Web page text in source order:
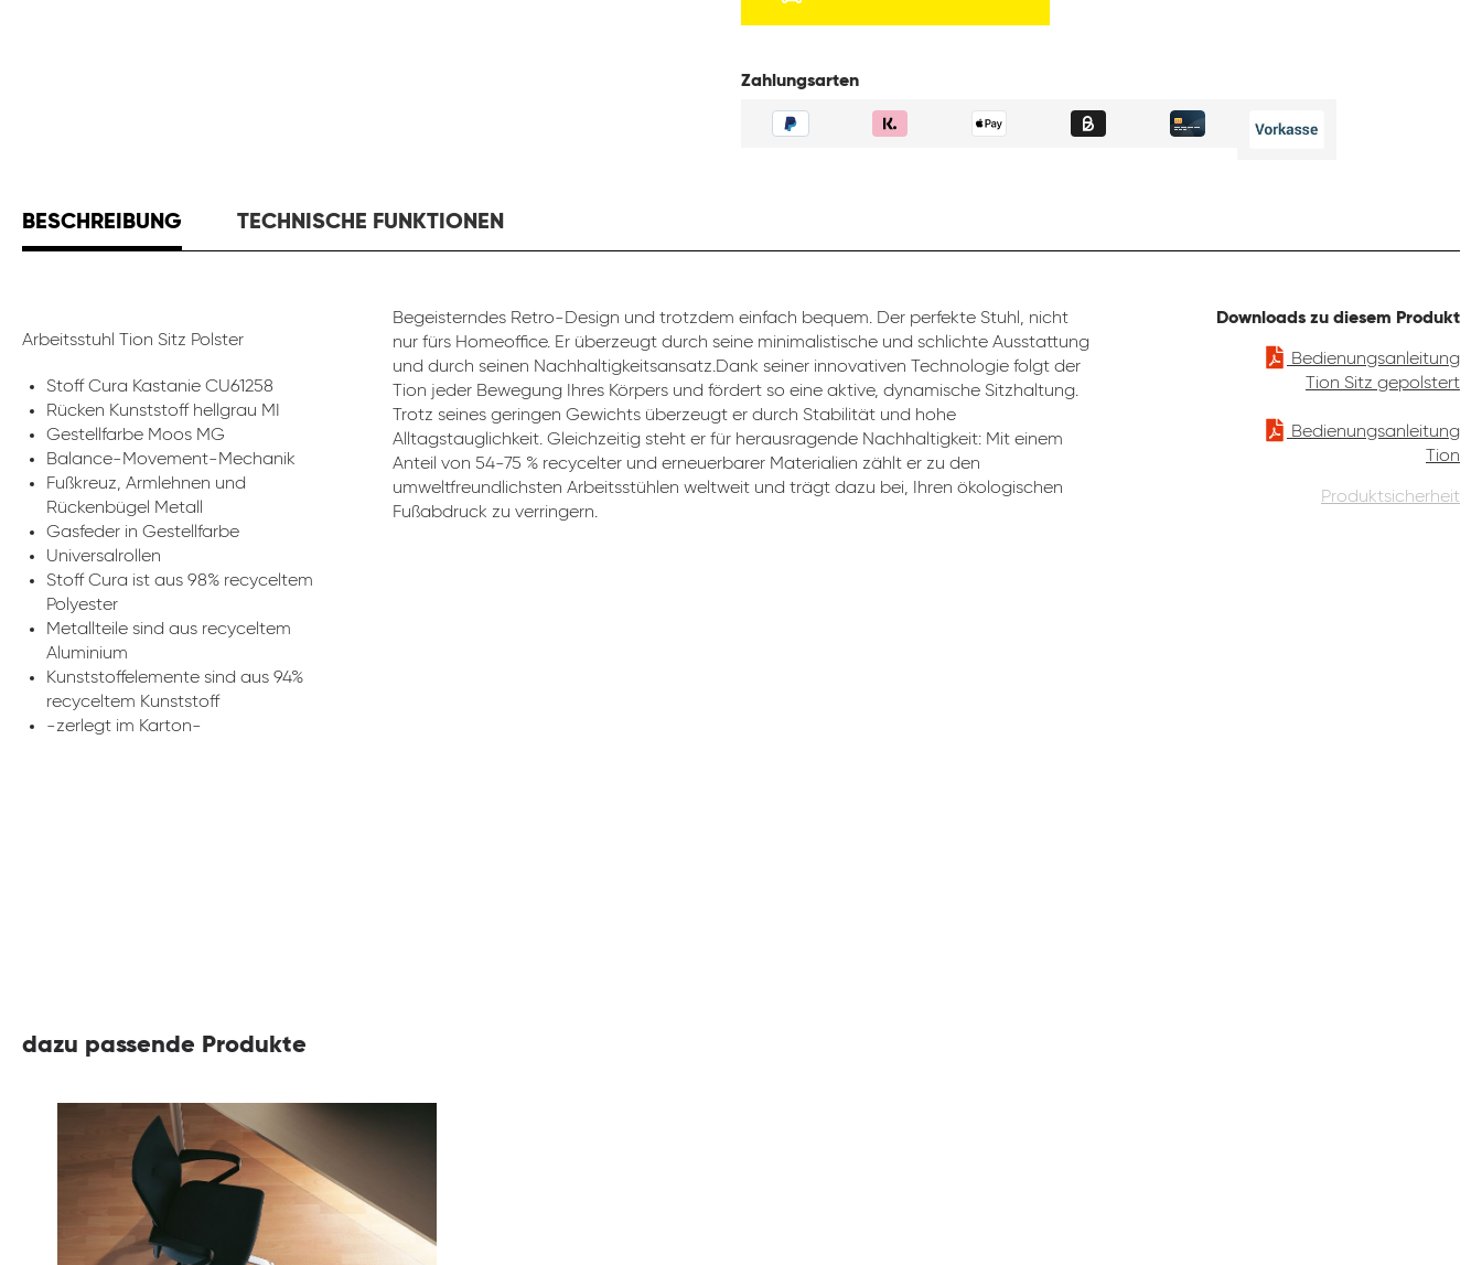
Zahlungsarten
BESCHREIBUNG TECHNISCHE FUNKTIONEN
Arbeitsstuhl Tion Sitz Polster
Stoff Cura Kastanie CU61258
Rücken Kunststoff hellgrau MI
Gestellfarbe Moos MG
Balance-Movement-Mechanik
Fußkreuz, Armlehnen und
Rückenbügel Metall
Gasfeder in Gestellfarbe
Universalrollen
Stoff Cura ist aus 98% recyceltem
Polyester
Metallteile sind aus recyceltem
Aluminium
Kunststoffelemente sind aus 94%
recyceltem Kunststoff
-zerlegt im Karton-
Begeisterndes Retro-Design und trotzdem einfach bequem. Der perfekte Stuhl, nicht
nur fürs Homeoffice. Er überzeugt durch seine minimalistische und schlichte Ausstattung
und durch seinen Nachhaltigkeitsansatz.Dank seiner innovativen Technologie folgt der
Tion jeder Bewegung Ihres Körpers und fördert so eine aktive, dynamische Sitzhaltung.
Trotz seines geringen Gewichts überzeugt er durch Stabilität und hohe
Alltagstauglichkeit. Gleichzeitig steht er für herausragende Nachhaltigkeit: Mit einem
Anteil von 54-75 % recycelter und erneuerbarer Materialien zählt er zu den
umweltfreundlichsten Arbeitsstühlen weltweit und trägt dazu bei, Ihren ökologischen
Fußabdruck zu verringern.
Downloads zu diesem Produkt
Bedienungsanleitung
Tion Sitz gepolstert
Bedienungsanleitung
Tion
Produktsicherheit
dazu passende Produkte